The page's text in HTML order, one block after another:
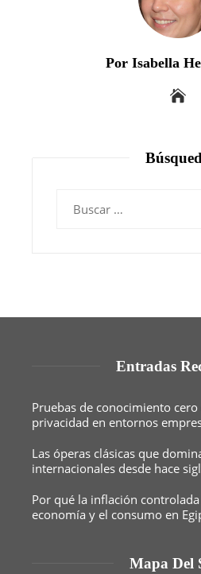
Por Isabella
Entradas
Pruebas de conocimiento
privacidad en entornos
Las óperas clásicas que
internacionales desde hace
Por qué la inflación
economía y el consumo en
Mapa Del